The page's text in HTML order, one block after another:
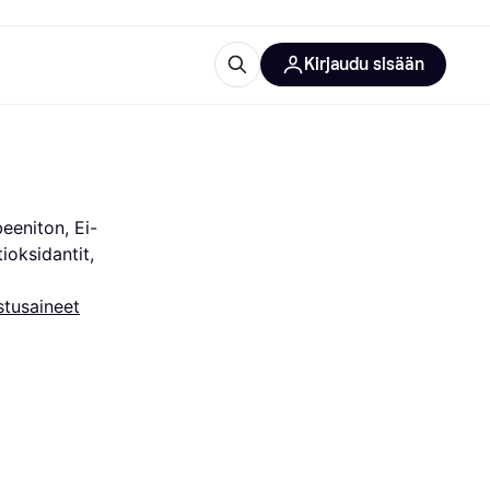
Kirjaudu sisään
Ei-